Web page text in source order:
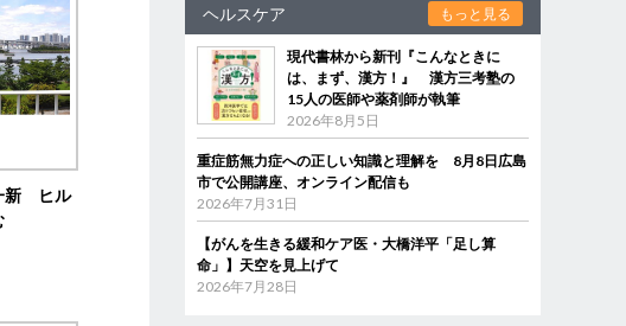
新 ヒル
ヘルスケア もっと見る
現代書林から新刊『こんなときに
は、まず、漢方！』 漢方三考塾の
15人の医師や薬剤師が執筆
2026年8月5日
重症筋無力症への正しい知識と理解を 8月8日広島
市で公開講座、オンライン配信も
2026年7月31日
【がんを生きる緩和ケア医・大橋洋平「足し算
命」】天空を見上げて
2026年7月28日